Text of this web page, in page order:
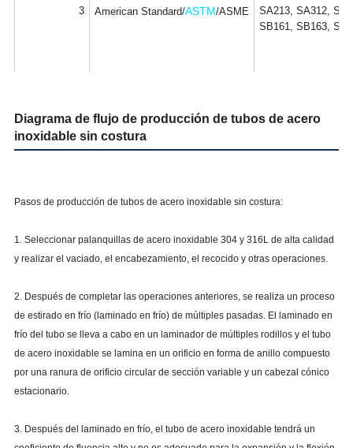
3 American Standard/ASTM/ASME
SA213, SA312,
SB161, SB163,
5 National Standard/GB GB/T 14975,
Diagrama de flujo de producción de tubos de acero
inoxidable sin costura
Pasos de producción de tubos de acero inoxidable sin costura:
1. Seleccionar palanquillas de acero inoxidable 304 y 316L de alta calidad
y realizar el vaciado, el encabezamiento, el recocido y otras operaciones.
2. Después de completar las operaciones anteriores, se realiza un proceso
de estirado en frío (laminado en frío) de múltiples pasadas. El laminado en
frío del tubo se lleva a cabo en un laminador de múltiples rodillos y el tubo
de acero inoxidable se lamina en un orificio en forma de anillo compuesto
por una ranura de orificio circular de sección variable y un cabezal cónico
estacionario.
3. Después del laminado en frío, el tubo de acero inoxidable tendrá un